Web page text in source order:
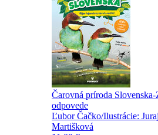
Čarovná príroda
odpovede
Ľubor Čačko/Ilustrácie:
Martišková